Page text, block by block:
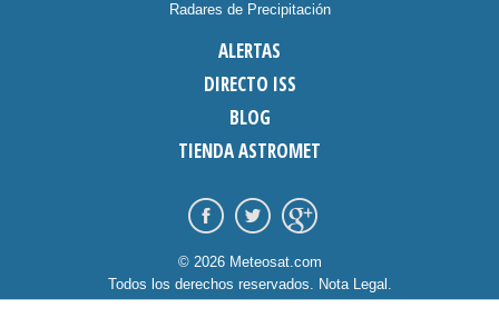
Radares de Precipitación
ALERTAS
DIRECTO ISS
BLOG
TIENDA ASTROMET
© 2026 Meteosat.com
Todos los derechos reservados. Nota Legal .